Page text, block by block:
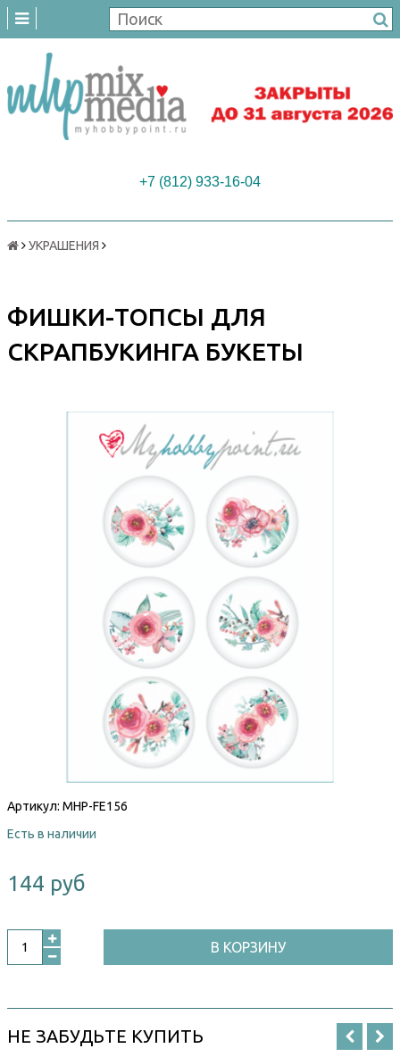
+7 (812) 933-16-04
УКРАШЕНИЯ
ФИШКИ-ТОПСЫ ДЛЯ
СКРАПБУКИНГА БУКЕТЫ
Артикул: MHP-FE156
Есть в наличии
144 руб
В КОРЗИНУ
НЕ ЗАБУДЬТЕ КУПИТЬ